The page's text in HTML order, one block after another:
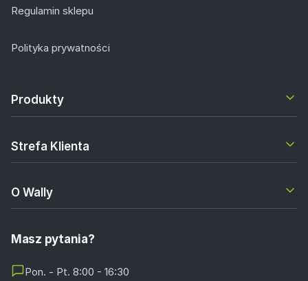
Regulamin sklepu
Polityka prywatności
Produkty
Strefa Klienta
O Wally
Masz pytania?
Pon. - Pt. 8:00 - 16:30